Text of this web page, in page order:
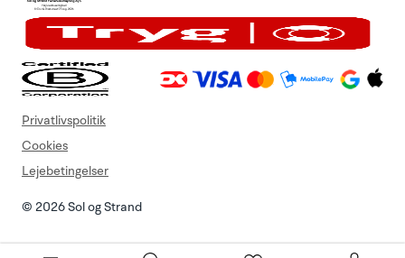
© 2026 Sol og Strand
Privatlivspolitik
Cookies
Lejebetingelser